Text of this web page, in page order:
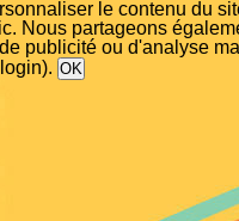
le contenu du
Nous partageons
publicité ou d'analyse